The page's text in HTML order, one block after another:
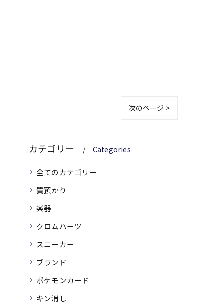
次のページ >
カテゴリー Categories
全てのカテゴリー
質預かり
楽器
クロムハーツ
スニーカー
ブランド
ポケモンカード
キン消し